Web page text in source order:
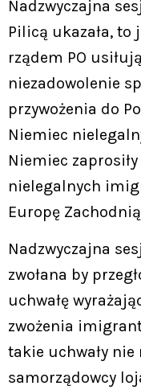
Nadzwyczajna
Pilicą ukazała,
rządem PO
niezadowolenie
przywożenia do
Niemiec
Niemiec
nielegalnych
Europę
Nadzwyczajna
zwołana by
uchwałę
zwożenia
takie uchwały
samorządowcy